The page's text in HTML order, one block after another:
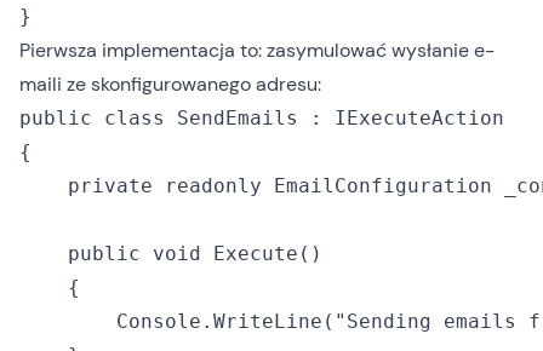
Pierwsza implementacja to: zasymulować wysłanie e-
maili ze skonfigurowanego adresu:
public class SendEmails : IExecuteAction
{
private readonly EmailConfiguration
    public void Execute()
    {
Console.WriteLine("Sending emails